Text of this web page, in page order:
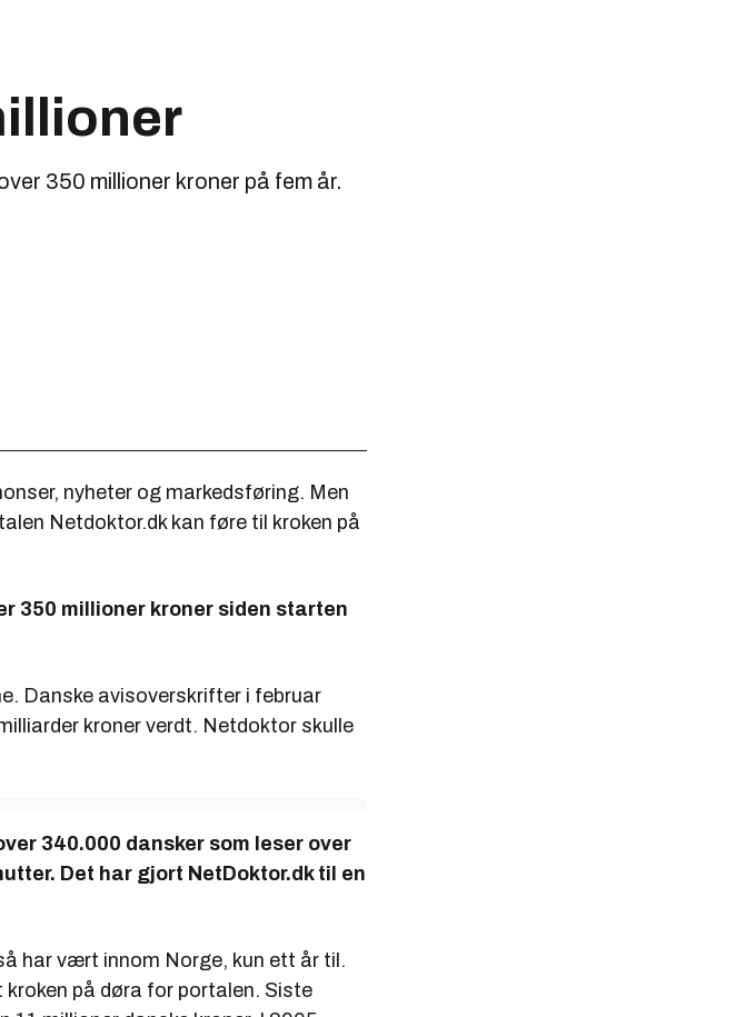
350 millioner kroner på fem år.
nyheter og markedsføring. Men
Netdoktor.dk kan føre til kroken på
350 millioner kroner siden starten
Danske avisoverskrifter i februar
kroner verdt. Netdoktor skulle
340.000 dansker som leser over
Det har gjort NetDoktor.dk til en
har vært innom Norge, kun ett år til.
kroken på døra for portalen. Siste